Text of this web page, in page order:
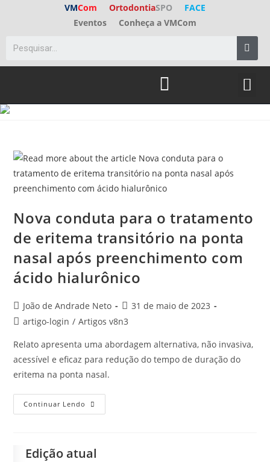
VMCom OrtodontiaSPO
FACE
Eventos
Conheça a VMCom
Nova conduta para o tratamento
de eritema transitório na ponta
nasal após preenchimento com
ácido hialurônico
João de Andrade Neto
31 de maio de 2023
artigo-login / Artigos v8n3
Relato apresenta uma abordagem alternativa, não invasiva,
acessível e eficaz para redução do tempo de duração do
eritema na ponta nasal.
Continuar Lendo
Edição atual